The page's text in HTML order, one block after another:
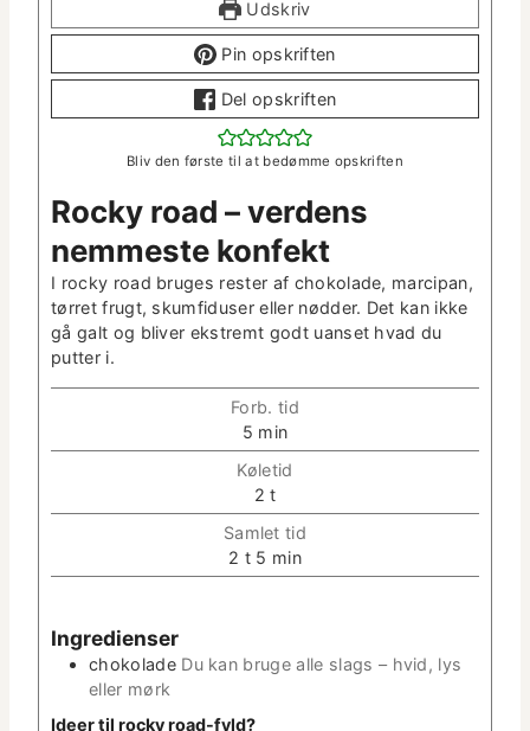
Udskriv
Pin opskriften
Del opskriften
Bliv den første til at bedømme opskriften
Rocky road – ver­dens
nemmeste konfekt
I rocky road bruges rester af choko­lade, mar­ci­pan,
tør­ret frugt, skum­fiduser eller nød­der. Det kan ikke
gå galt og bliv­er ekstremt godt uanset hvad du
put­ter i.
Forb. tid
5 m
i
n
­
u
t
­
min
Køletid
2t
i
m
e
t
Sam­let tid
2
i
r
t 5 m
i
min
Ingre­di­enser
choko­lade Du kan bruge alle slags – hvid, lys
eller mørk
Ideer til rocky road-fyld?